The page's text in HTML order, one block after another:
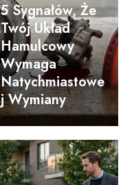
5 Sygnałów, Że
Twój Układ
Hamulcowy
Wymaga
Natychmiastowe
J Wymiany